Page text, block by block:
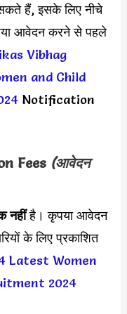
हैं, इसके लिए नीचे
आवेदन करने से पहले
Vibhag
and Child
Notification
Fees (आवेदन
नहींहै। कृपया आवेदन
के लिए प्रकाशित
Latest Women
2024